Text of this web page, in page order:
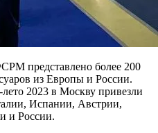
представлено более 200
из Европы и России.
2023 в Москву привезли
Испании, Австрии,
и России.